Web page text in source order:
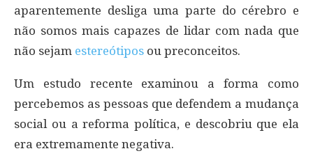
aparentemente desliga uma parte do cérebro e
não somos mais capazes de lidar com nada que
não sejam estereótipos ou preconceitos.
Um estudo recente examinou a forma como
percebemos as pessoas que defendem a mudança
social ou a reforma política, e descobriu que ela
era extremamente negativa.